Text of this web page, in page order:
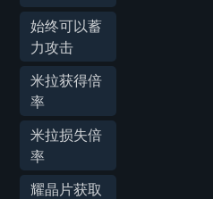
始终可以蓄
力攻击
米拉获得倍
率
米拉损失倍
率
耀晶片获取